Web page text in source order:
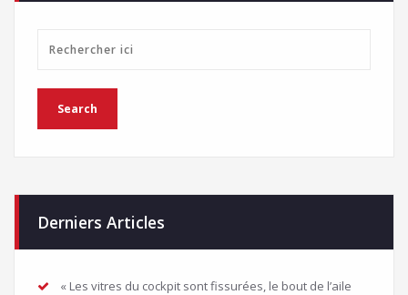
Derniers Articles
« Les vitres du cockpit sont fissurées, le bout de l’aile